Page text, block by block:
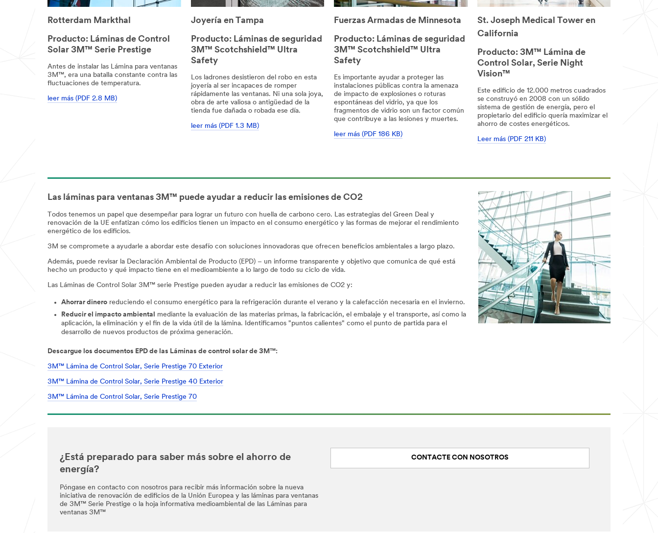
Rotterdam Markthal
Producto: Láminas de Control
Solar 3M™ Serie Prestige
Antes de instalar las Lámina para ventanas
3M™, era una batalla constante contra las
fluctuaciones de temperatura.
leer más (PDF 2.8 MB)
Joyería en Tampa
Producto: Láminas de seguridad
3M™ Scotchshield™ Ultra
Safety
Los ladrones desistieron del robo en esta
joyería al ser incapaces de romper
rápidamente las ventanas. Ni una sola joya,
obra de arte valiosa o antigüedad de la
tienda fue dañada o robada ese día.
leer más (PDF 1.3 MB)
Fuerzas Armadas de Minnesota
Producto: Láminas de seguridad
3M™ Scotchshield™ Ultra
Safety
Es importante ayudar a proteger las
instalaciones públicas contra la amenaza
de impacto de explosiones o roturas
espontáneas del vidrio, ya que los
fragmentos de vidrio son un factor común
que contribuye a las lesiones y muertes.
leer más (PDF 186 KB)
St. Joseph Medical Tower en
California
Producto: 3M™ Lámina de
Control Solar, Serie Night
Vision™
Este edificio de 12.000 metros cuadrados
se construyó en 2008 con un sólido
sistema de gestión de energía, pero el
propietario del edificio quería maximizar el
ahorro de costes energéticos.
Leer más (PDF 211 KB)
Las láminas para ventanas 3M™ puede ayudar a reducir las emisiones de CO2
Todos tenemos un papel que desempeñar para lograr un futuro con huella de carbono cero. Las estrategias del Green Deal y
renovación de la UE enfatizan cómo los edificios tienen un impacto en el consumo energético y las formas de mejorar el rendimiento
energético de los edificios.
3M se compromete a ayudarle a abordar este desafío con soluciones innovadoras que ofrecen beneficios ambientales a largo plazo.
Además, puede revisar la Declaración Ambiental de Producto (EPD) – un informe transparente y objetivo que comunica de qué está
hecho un producto y qué impacto tiene en el medioambiente a lo largo de todo su ciclo de vida.
Las Láminas de Control Solar 3M™ serie Prestige pueden ayudar a reducir las emisiones de CO2 y:
Ahorrar dinero reduciendo el consumo energético para la refrigeración durante el verano y la calefacción necesaria en el invierno.
Reducir el impacto ambiental mediante la evaluación de las materias primas, la fabricación, el embalaje y el transporte, así como la
aplicación, la eliminación y el fin de la vida útil de la lámina. Identificamos "puntos calientes" como el punto de partida para el
desarrollo de nuevos productos de próxima generación.
Descargue los documentos EPD de las Láminas de control solar de 3M™:
3M™ Lámina de Control Solar, Serie Prestige 70 Exterior
3M™ Lámina de Control Solar, Serie Prestige 40 Exterior
3M™ Lámina de Control Solar, Serie Prestige 70
¿Está preparado para saber más sobre el ahorro de
energía?
Póngase en contacto con nosotros para recibir más información sobre la nueva
iniciativa de renovación de edificios de la Unión Europea y las láminas para ventanas
de 3M™ Serie Prestige o la hoja informativa medioambiental de las Láminas para
ventanas 3M™
CONTACTE CON NOSOTROS